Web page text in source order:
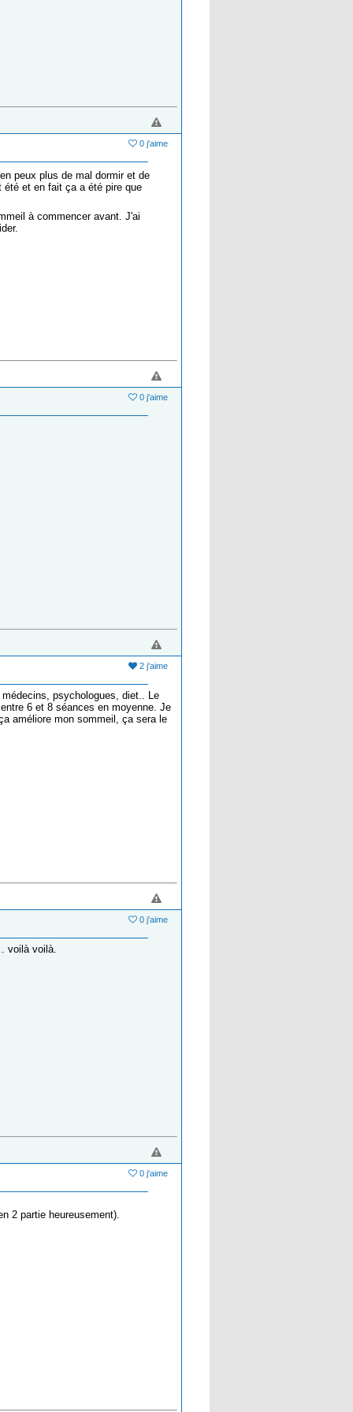
0 j'aime
peux plus de mal dormir et de
été et en fait ça a été pire que
à commencer avant. J'ai
0 j'aime
2 j'aime
psychologues, diet.. Le
6 et 8 séances en moyenne. Je
améliore mon sommeil, ça sera le
0 j'aime
voilà voilà.
0 j'aime
2 partie heureusement).